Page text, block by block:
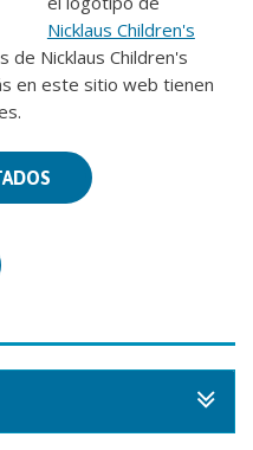
Nicklaus Children's
de Nicklaus Children's
en este sitio web tienen